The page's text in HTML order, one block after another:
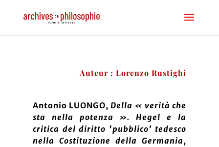
Auteur : Lorenzo Rustighi
Antonio LUONGO,Della « verità che
sta nella potenza ». Hegel e la
critica del diritto ‘pubblico’ tedesco
nella Costituzione della Germania,